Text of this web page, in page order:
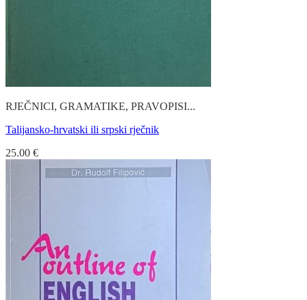
RJEČNICI, GRAMATIKE, PRAVOPISI...
Talijansko-hrvatski ili srpski rječnik
25.00 €